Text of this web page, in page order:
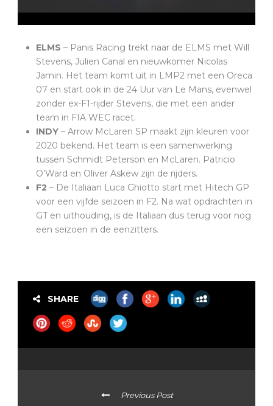
ELMS – Panis Racing trekt naar de ELMS met Will
Stevens, Julien Canal en nieuwkomer Nicolas
Jamin. Het team komt uit in LMP2 met een Oreca
07 en start ook in de 24 Uur van Le Mans, evenwel
zonder ex-F1-rijder Stevens, die met een ander
team in FIA WEC racet.
INDY – Arrow McLaren SP maakt zijn kleuren voor
2020 bekend. Het team is een samenwerking
tussen Schmidt Peterson en McLaren. Patricio
O’Ward en Oliver Askew zijn de rijders.
F2 – De Italiaan Luca Ghiotto start met Hitech GP
voor een vijfde seizoen in F2. Na wat opdrachten in
GT en uithouding, is de Italiaan dus terug voor nog
een seizoen in de eenzitters.
SHARE
Previous Post